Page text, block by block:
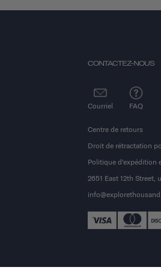
CONTACTEZ-NOUS
Courriel FAQ
Centre de retours
Droit de rétractation
Politique d'expédition
2651 East 12th Street,